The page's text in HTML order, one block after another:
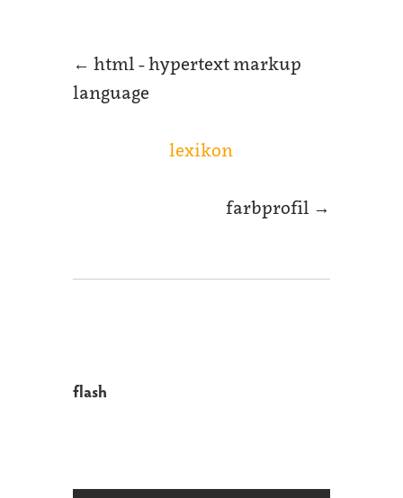
← html - hypertext markup
language
lexikon
farbprofil →
flash